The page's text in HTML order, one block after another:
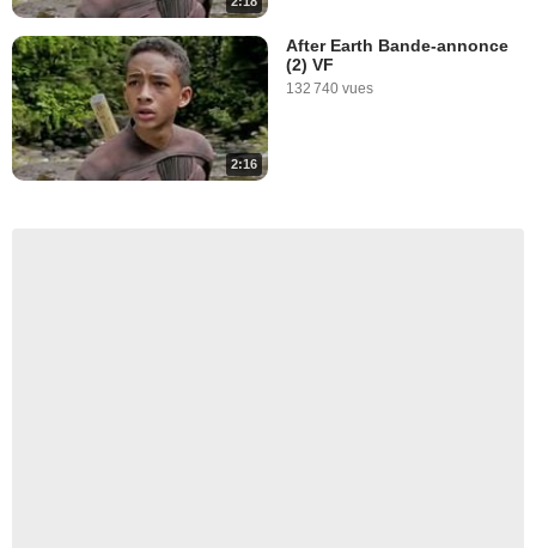
2:16
After Earth Bande-annonce
(2) VF
132 740 vues